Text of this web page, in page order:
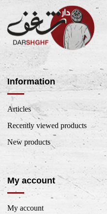
Information
Articles
Recently viewed products
New products
My account
My account